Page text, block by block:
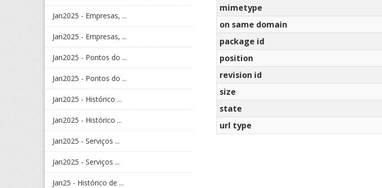
Jan2025 - Empresas, ...
Jan2025 - Empresas, ...
Jan2025 - Pontos do ...
Jan2025 - Pontos do ...
Jan2025 - Histórico ...
Jan2025 - Histórico ...
Jan2025 - Serviços ...
Jan2025 - Serviços ...
Jan25 - Histórico de ...
mimetype
on same domain
package id
position
revision id
size
state
url type